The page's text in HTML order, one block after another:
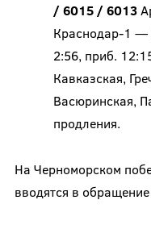
/ 6015 / 6013
Краснодар-1 —
2:56, приб.
Кавказская,
Васюринская,
продления.
На Черноморском
вводятся в